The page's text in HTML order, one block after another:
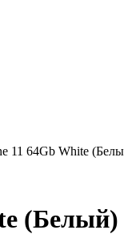
11 64Gb White
(Белый)